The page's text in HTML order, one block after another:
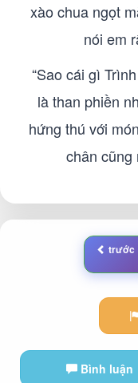
xào chua ngọt
nói em
“Sao cái gì
là than phiền
hứng thú với
chân cũng
trước
Bình luận